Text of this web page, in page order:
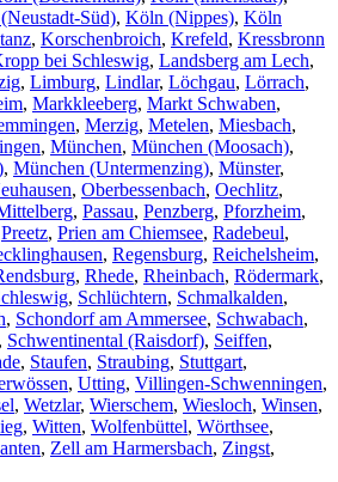
Süd), Köln (Nippes), Köln
, Korschenbroich, Krefeld, Kressbronn
bei Schleswig, Landsberg am Lech,
, Limburg, Lindlar, Löchgau, Lörrach,
, Markkleeberg, Markt Schwaben,
, Merzig, Metelen, Miesbach,
, München, München (Moosach),
, München (Untermenzing), Münster,
, Oberbessenbach, Oechlitz,
, Passau, Penzberg, Pforzheim,
Preetz, Prien am Chiemsee, Radebeul,
, Regensburg, Reichelsheim,
, Rhede, Rheinbach, Rödermark,
, Schlüchtern, Schmalkalden,
, Schondorf am Ammersee, Schwabach,
, Schwentinental (Raisdorf), Seiffen,
, Staufen, Straubing, Stuttgart,
, Utting, Villingen-Schwenningen,
, Wetzlar, Wierschem, Wiesloch, Winsen,
, Witten, Wolfenbüttel, Wörthsee,
, Zell am Harmersbach, Zingst,